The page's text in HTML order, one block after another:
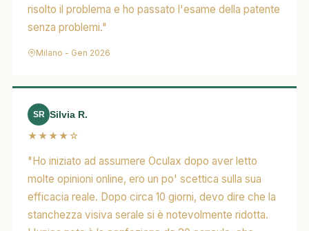
risolto il problema e ho passato l'esame della patente
senza problemi."
Milano - Gen 2026
SR Silvia R.
★★★★☆
"Ho iniziato ad assumere Oculax dopo aver letto
molte opinioni online, ero un po' scettica sulla sua
efficacia reale. Dopo circa 10 giorni, devo dire che la
stanchezza visiva serale si è notevolmente ridotta.